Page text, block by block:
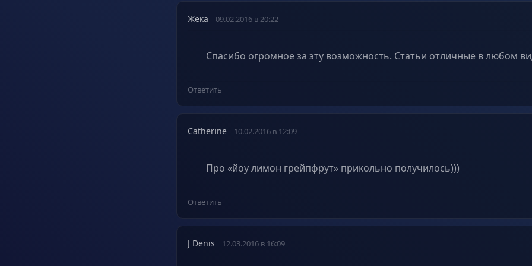
Жека 09.02.2016 в 20:22
Спасибо огромное за эту возможность. Статьи отличные в любом
Ответить
Catherine 10.02.2016 в 12:09
Про «йоу лимон грейпфрут» прикольно получилось)))
Ответить
J Denis 12.03.2016 в 16:09